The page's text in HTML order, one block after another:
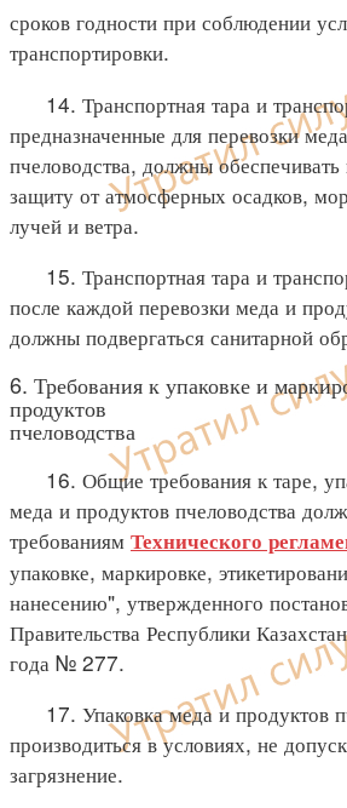
сроков годности при соблюдении
транспортировки.
14. Транспортная тара и
предназначенные для перевозки
пчеловодства, должны
защиту от атмосферных осадков,
лучей и ветра.
15. Транспортная тара и
после каждой перевозки меда и
должны подвергаться санитарной
6. Требования к упаковке и
продуктов
пчеловодства
16. Общие требования к таре,
меда и продуктов пчеловодства
требованиям Технического
упаковке, маркировке,
нанесению", утвержденного
Правительства Республики
года № 277.
17. Упаковка меда и продуктов
производиться в условиях, не
загрязнение.